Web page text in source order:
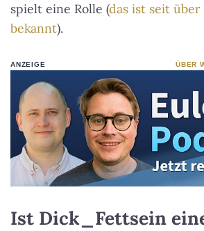
spielt eine Rolle (das ist seit über
bekannt).
ANZEIGE ÜBER
Ist Dick_Fettsein